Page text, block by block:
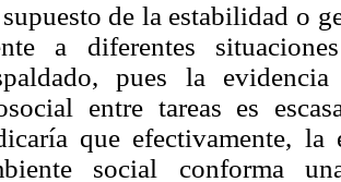
de la estabilidad o
a diferentes
pues la
entre tareas es
que efectivamente,
social conforma